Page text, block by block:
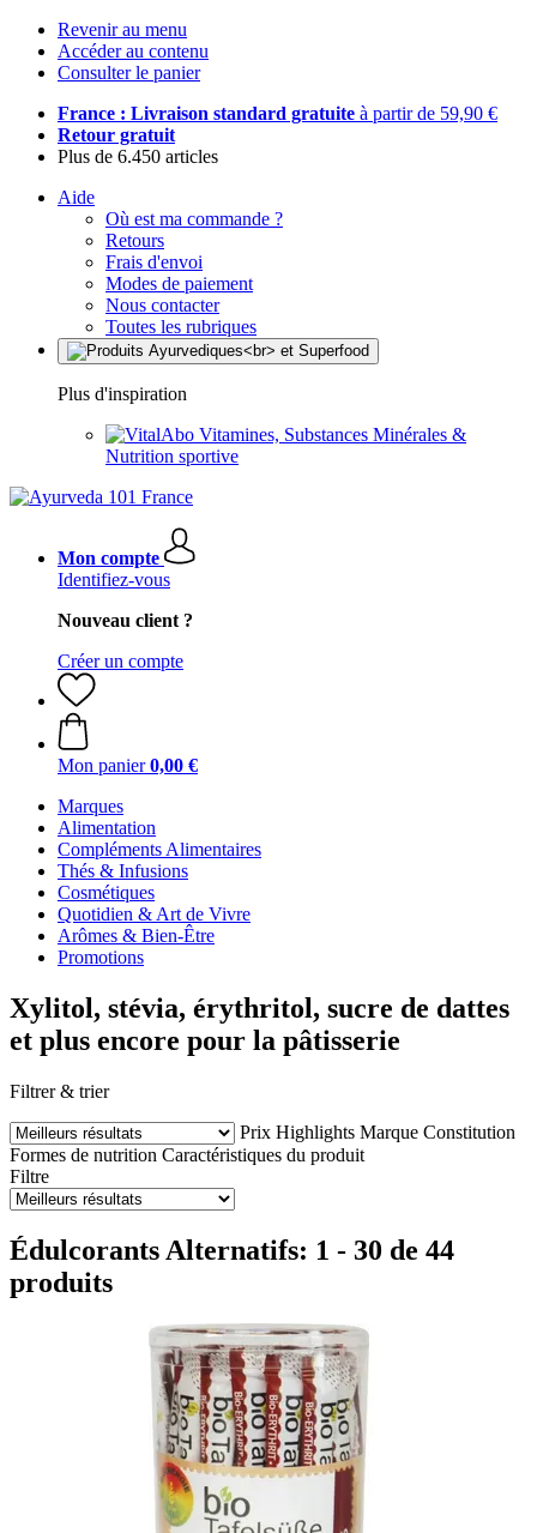
Revenir au menu
Accéder au contenu
Consulter le panier
France : Livraison standard gratuite à partir de 59,90 €
Retour gratuit
Plus de 6.450 articles
Aide
Où est ma commande ?
Retours
Frais d'envoi
Modes de paiement
Nous contacter
Toutes les rubriques
Plus d'inspiration
Vitamines, Substances Minérales &
Nutrition sportive
Mon compte
Identifiez-vous
Nouveau client ?
Créer un compte
Mon panier 0,00 €
Marques
Alimentation
Compléments Alimentaires
Thés & Infusions
Cosmétiques
Quotidien & Art de Vivre
Arômes & Bien-Être
Promotions
Xylitol, stévia, érythritol, sucre de dattes
et plus encore pour la pâtisserie
Filtrer & trier
Prix Highlights Marque Constitution
Formes de nutrition Caractéristiques du produit
Filtre
Édulcorants Alternatifs: 1 - 30 de 44
produits